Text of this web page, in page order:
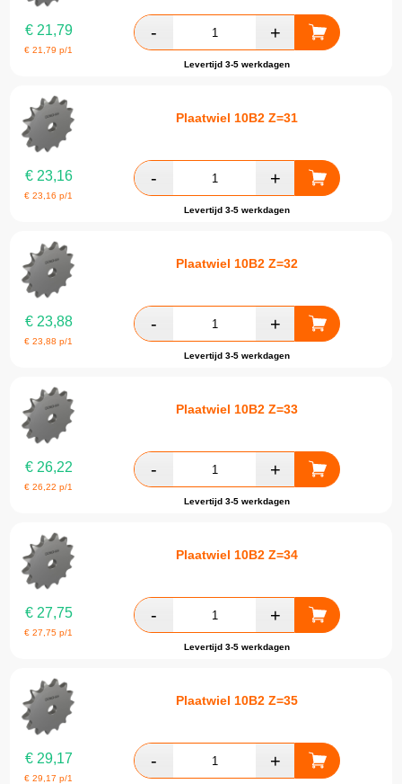
€21,79
€21,79 p/1
Levertijd 3-5 werkdagen
Plaatwiel 10B2 Z=31
€23,16
€23,16 p/1
Levertijd 3-5 werkdagen
Plaatwiel 10B2 Z=32
€23,88
€23,88 p/1
Levertijd 3-5 werkdagen
Plaatwiel 10B2 Z=33
€26,22
€26,22 p/1
Levertijd 3-5 werkdagen
Plaatwiel 10B2 Z=34
€27,75
€27,75 p/1
Levertijd 3-5 werkdagen
Plaatwiel 10B2 Z=35
€29,17
€29,17 p/1